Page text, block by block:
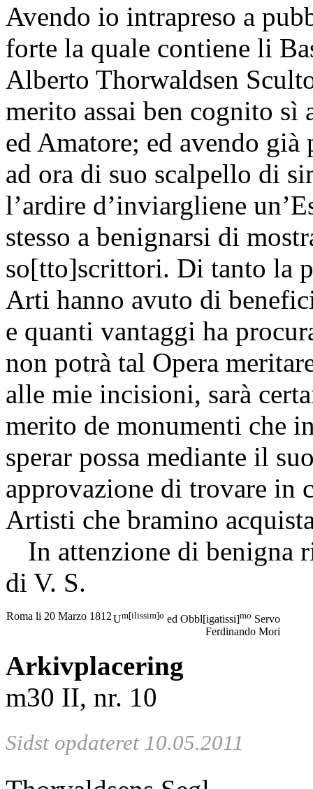
Avendo io intrapreso a
forte la quale contiene li
Alberto Thorwaldsen
merito assai ben cognito
ed Amatore; ed avendo
ad ora di suo scalpello di
l’ardire d’inviargliene
stesso a benignarsi di
so[tto]scrittori. Di tanto la
Arti hanno avuto di
e quanti vantaggi ha
non potrà tal Opera
alle mie incisioni, sarà
merito de monumenti che
sperar possa mediante il
approvazione di trovare in
Artisti che bramino
In attenzione di benigna
di V. S.
Roma li 20 Marzo 1812Um[ilissim]o ed Obbl[igatissi]mo Servo
Ferdinando Mori
Arkivplacering
m30 II, nr. 10
Sidst opdateret 10.05.2011